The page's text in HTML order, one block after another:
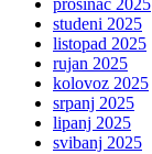
prosinac 2025
studeni 2025
listopad 2025
rujan 2025
kolovoz 2025
srpanj 2025
lipanj 2025
svibanj 2025